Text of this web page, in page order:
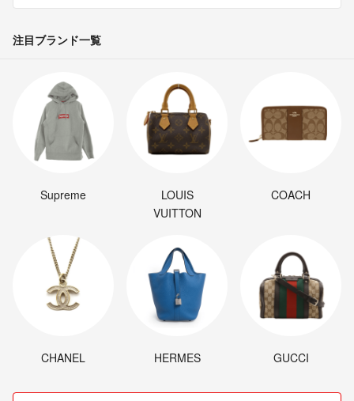
注目ブランド一覧
Supreme
LOUIS
VUITTON
COACH
CHANEL HERMES GUCCI